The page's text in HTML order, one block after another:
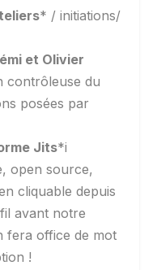
* / initiations/
et Olivier
contrôleuse du
posées par
Jits*i
open source,
cliquable depuis
avant notre
fera office de mot
!